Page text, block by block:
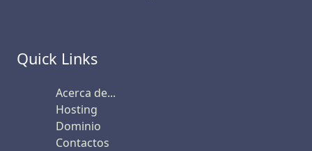
Quick Links
Acerca de...
Hosting
Dominio
Contactos